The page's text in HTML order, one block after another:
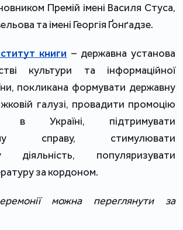
Премій імені Василя Стуса,
та імені Георгія Ґонґадзе.
книги – державна установа
культури та інформаційної
покликана формувати державну
галузі, провадити промоцію
в Україні, підтримувати
справу, стимулювати
діяльність, популяризувати
за кордоном.
можна переглянути за